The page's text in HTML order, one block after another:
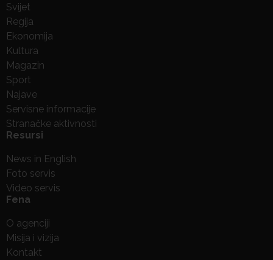
Svijet
Regija
Ekonomija
Kultura
Magazin
Sport
Najave
Servisne informacije
Stranačke aktivnosti
Resursi
News in English
Foto servis
Video servis
Fena
O agenciji
Misija i vizija
Kontakt